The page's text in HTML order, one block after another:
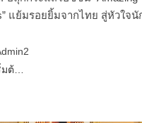
แย้มรอยยิ้มจากไทย สู่หัวใจนั
ต้…